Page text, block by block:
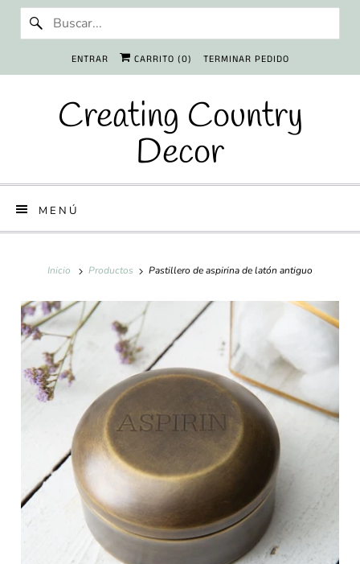
ENTRAR CARRITO (0) TERMINAR PEDIDO
Creating Country
Decor
MENÚ
Inicio Productos Pastillero de aspirina de latón antiguo